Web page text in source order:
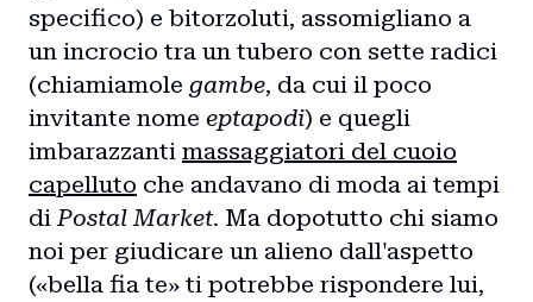
specifico) e bitorzoluti, assomigliano a
un incrocio tra un tubero con sette radici
(chiamiamole gambe, da cui il poco
invitante nome eptapodi) e quegli
imbarazzanti massaggiatori del cuoio
capelluto che andavano di moda ai tempi
diPostal Market. Ma dopotutto chi siamo
noi per giudicare un alieno dall'aspetto
(«bella fia te» ti potrebbe rispondere lui,